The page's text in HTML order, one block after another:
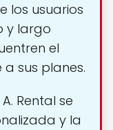
los usuarios
y largo
el
sus planes.
Rental se
y la